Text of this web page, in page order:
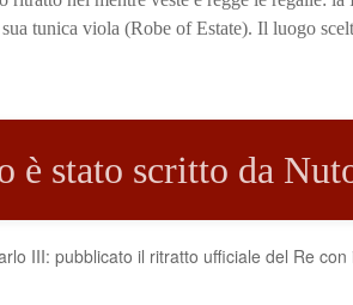
tunica viola (Robe of Estate). Il luogo
è stato scritto da
III: pubblicato il ritratto ufficiale del Re